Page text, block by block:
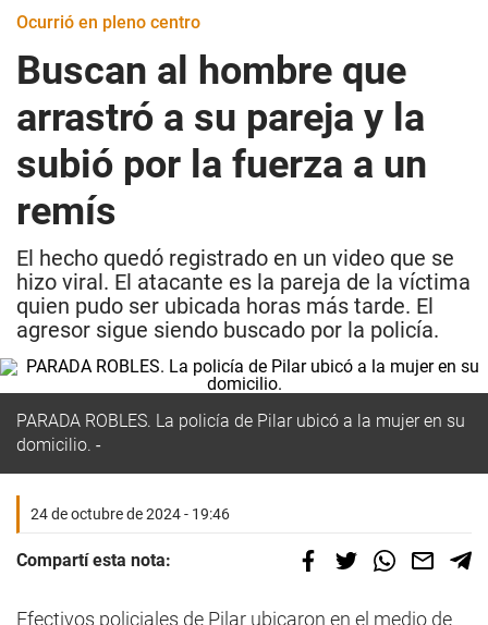
Ocurrió en pleno centro
Buscan al hombre que
arrastró a su pareja y la
subió por la fuerza a un
remís
El hecho quedó registrado en un video que se
hizo viral. El atacante es la pareja de la víctima
quien pudo ser ubicada horas más tarde. El
agresor sigue siendo buscado por la policía.
PARADA ROBLES. La policía de Pilar ubicó a la mujer en su
domicilio.
24 de octubre de 2024 - 19:46
Compartí esta nota:
Efectivos policiales de Pilar ubicaron en el medio de